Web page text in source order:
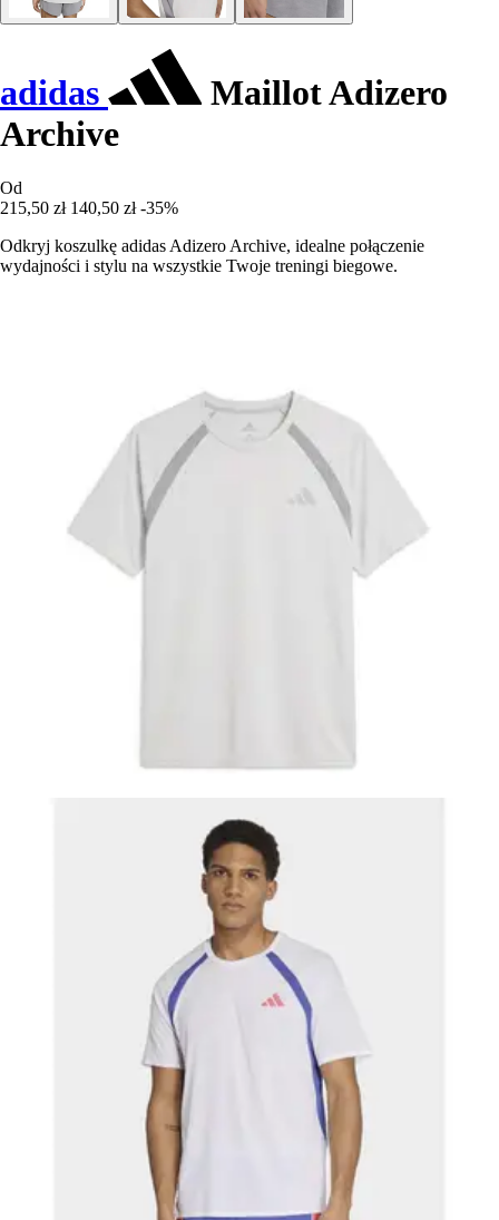
adidas
Maillot Adizero
Archive
Od
215,50 zł 140,50 zł -35%
Odkryj koszulkę adidas Adizero Archive, idealne połączenie
wydajności i stylu na wszystkie Twoje treningi biegowe.